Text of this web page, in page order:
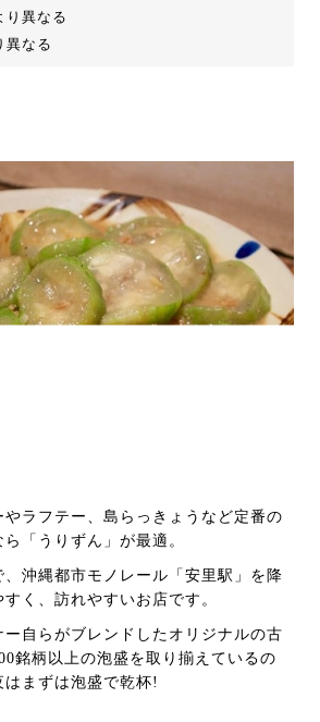
り異なる
異なる
ラフテー、島らっきょうなど定番の
「うりずん」が最適。
沖縄都市モノレール「安里駅」を降
く、訪れやすいお店です。
自らがブレンドしたオリジナルの古
銘柄以上の泡盛を取り揃えているの
まずは泡盛で乾杯!